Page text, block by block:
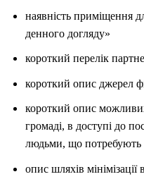
наявність приміщення
денного догляду»
короткий перелік
короткий опис джерел
короткий опис
громаді, в доступі до
людьми, що потребують
опис шляхів